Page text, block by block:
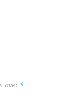
avec *